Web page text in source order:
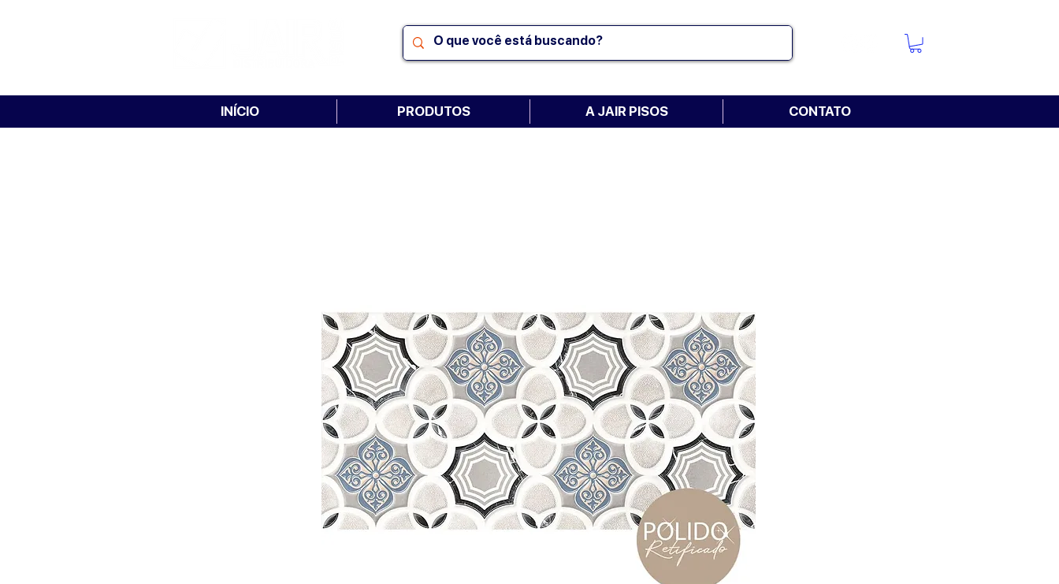
INÍCIO PRODUTOS A JAIR PISOS CONTATO